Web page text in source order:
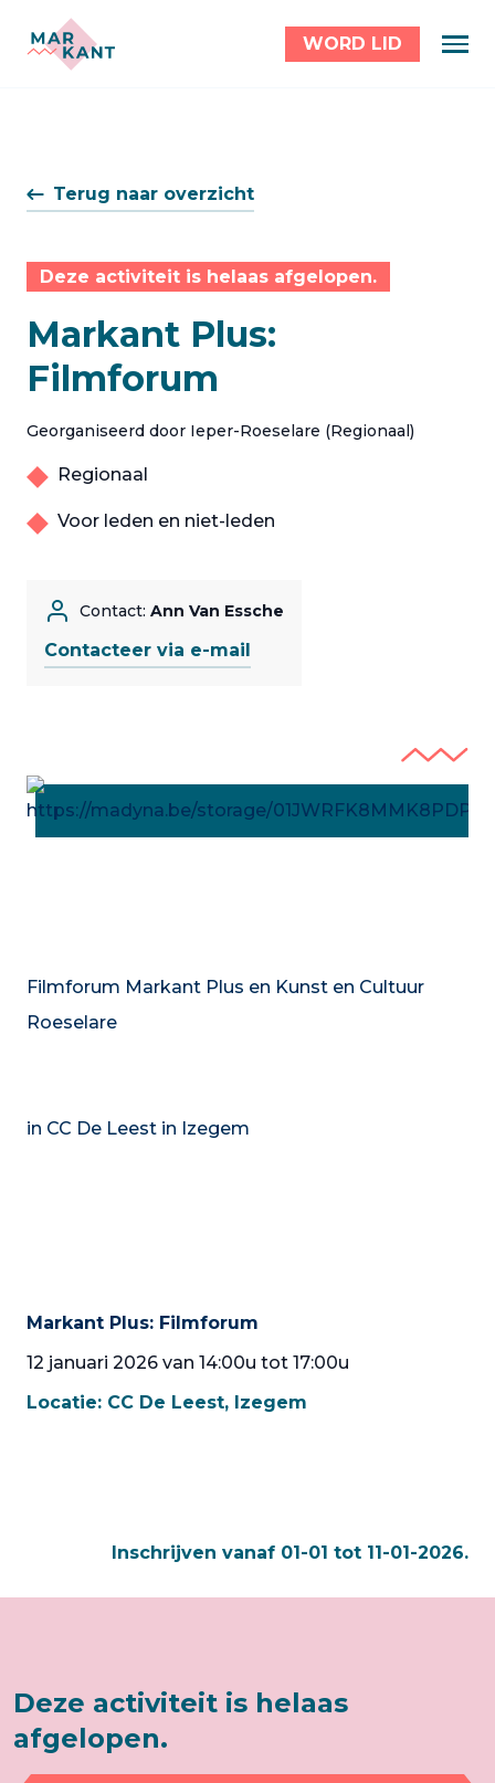
WORD LID
Terug naar overzicht
Deze activiteit is helaas afgelopen.
Markant Plus:
Filmforum
Georganiseerd door Ieper-Roeselare (Regionaal)
Regionaal
Voor leden en niet-leden
Contact: Ann Van Essche
Contacteer via e-mail
Filmforum Markant Plus en Kunst en Cultuur
Roeselare
in CC De Leest in Izegem
Markant Plus: Filmforum
12 januari 2026 van 14:00u tot 17:00u
Locatie: CC De Leest, Izegem
Inschrijven vanaf 01-01 tot 11-01-2026.
Deze activiteit is helaas
afgelopen.